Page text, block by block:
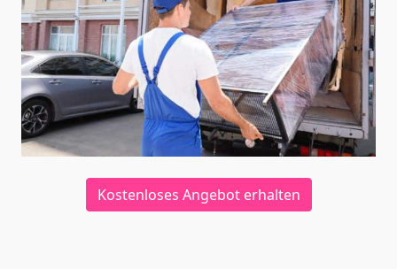
Kostenloses Angebot erhalten